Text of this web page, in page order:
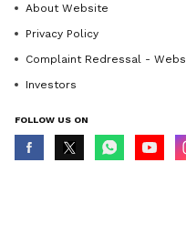
4
About Website
Privacy Policy
Complaint Redressal - Website
Investors
FOLLOW US ON